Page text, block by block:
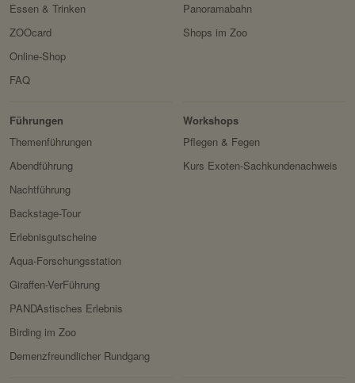
Drittanbieter:
Fundraisingbox
Servicename:
Essen & Trinken
ZOOcard
Panoramabahn
Shops im Zoo
Online-Shop
FAQ
Zoo
Führungen
Themenführungen
Abendführung
Nachtführung
Backstage-Tour
Erlebnisgutscheine
Aqua-Forschungsstation
Giraffen-VerFührung
PANDAstisches Erlebnis
Birding im Zoo
Demenzfreundlicher Rundgang
Workshops
Pflegen & Fegen
Kurs Exoten-Sachkundenachweis
&
Forschung